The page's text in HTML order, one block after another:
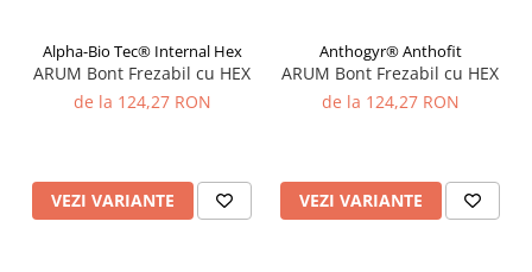
Alpha-Bio Tec® Internal Hex
ARUM Bont Frezabil cu HEX
de la 124,27 RON
VEZI VARIANTE
Anthogyr® Anthofit
ARUM Bont Frezabil cu HEX
de la 124,27 RON
VEZI VARIANTE